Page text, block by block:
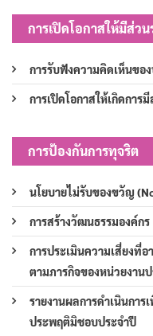
การเปิดโอกาสให้มีส่วน
การรับฟังความคิดเห็นขอ
การเปิดโอกาสให้เกิดการ
การป้องกันการทุจริต
นโยบายไม่รับของขวัญ
การสร้างวัฒนธรรมองค์กร
การประเมินความเสี่ยงที่
ตามภารกิจของหน่วยงาน
รายงานผลการดำเนินการ
ประพฤติมิชอบประจำปี